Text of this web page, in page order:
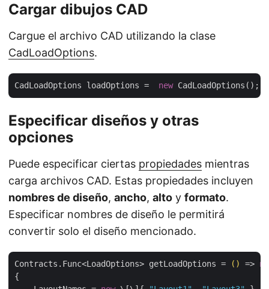
Cargar dibujos CAD
Cargue el archivo CAD utilizando la clase
CadLoadOptions.
CadLoadOptions loadOptions = new
Especificar diseños y otras
opciones
Puede especificar ciertas propiedades mientras
carga archivos CAD. Estas propiedades incluyen
nombres de diseño, ancho, alto y formato.
Especificar nombres de diseño le permitirá
convertir solo el diseño mencionado.
Contracts.Func<LoadOptions> getLoadOptions = () =>
{